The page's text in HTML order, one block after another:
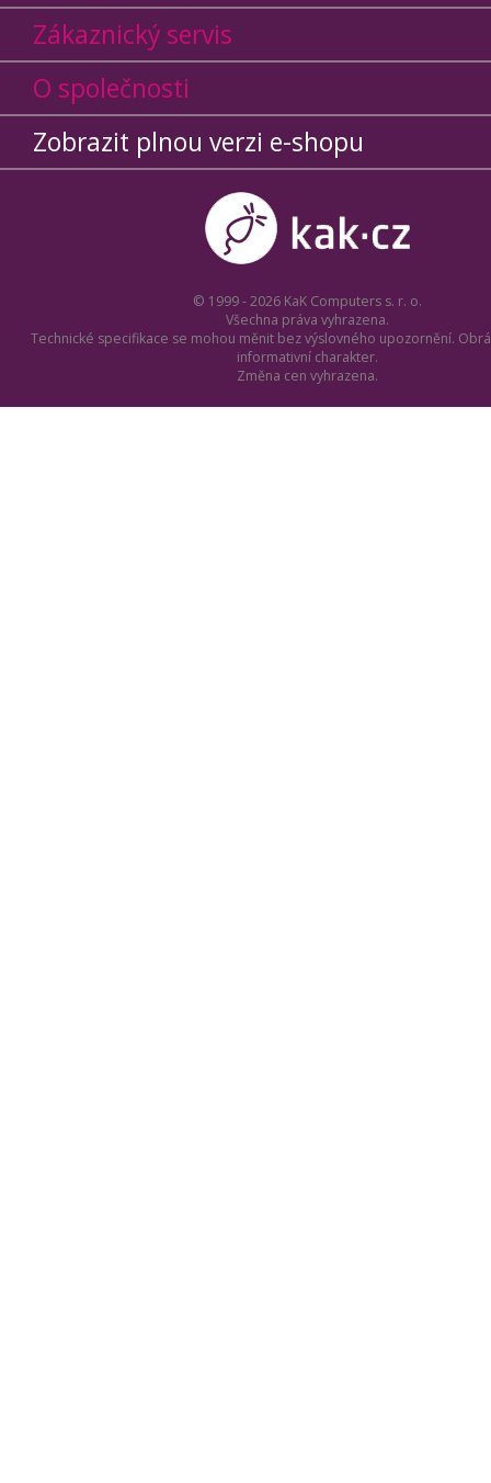
Zákaznický servis
O společnosti
Zobrazit plnou verzi e-shopu
© 1999 - 2026 KaK Computers s. r. o.
Všechna práva vyhrazena.
Technické specifikace se mohou měnit bez výslovného upozornění.
informativní charakter.
Změna cen vyhrazena.